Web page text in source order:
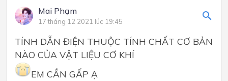
Mai Phạm
17 tháng 12 2021 lúc 19:45
TÍNH DẪN ĐIỆN THUỘC TÍNH CHẤT CƠ BẢN
NÀO CỦA VẬT LIỆU CƠ KHÍ
EM CẦN GẤP Ạ